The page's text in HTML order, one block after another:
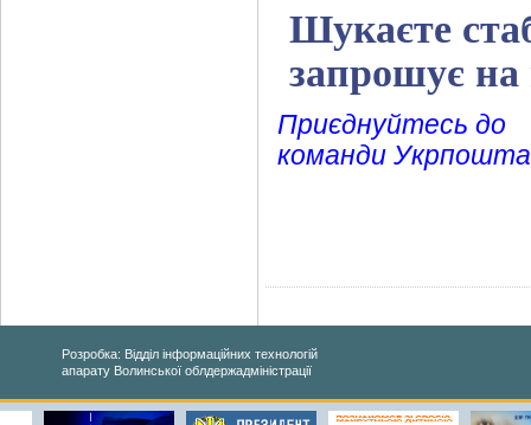
Шукаєте
запрошує на
Приєднуйтесь до
команди
Розробка: Відділ інформаційних технологій
апарату Волинської облдержадміністрації